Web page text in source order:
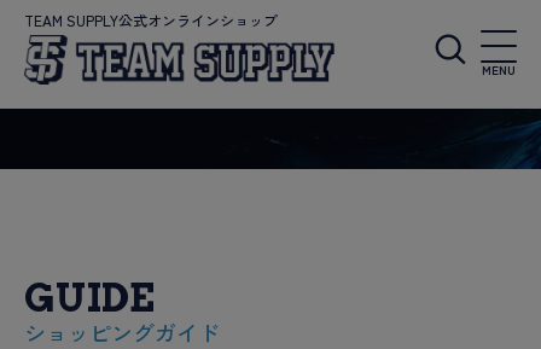
TEAM SUPPLY公式オンラインショップ
MENU
GUIDE
ショッピングガイド